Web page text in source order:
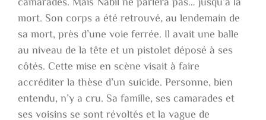
mort. Son corps a été retrouvé, au lendemain de
sa mort, près d’une voie ferrée. Il avait une balle
au niveau de la tête et un pistolet déposé à ses
côtés. Cette mise en scène visait à faire
accréditer la thèse d’un suicide. Personne, bien
entendu, n’y a cru. Sa famille, ses camarades et
ses voisins se sont révoltés et la vague de